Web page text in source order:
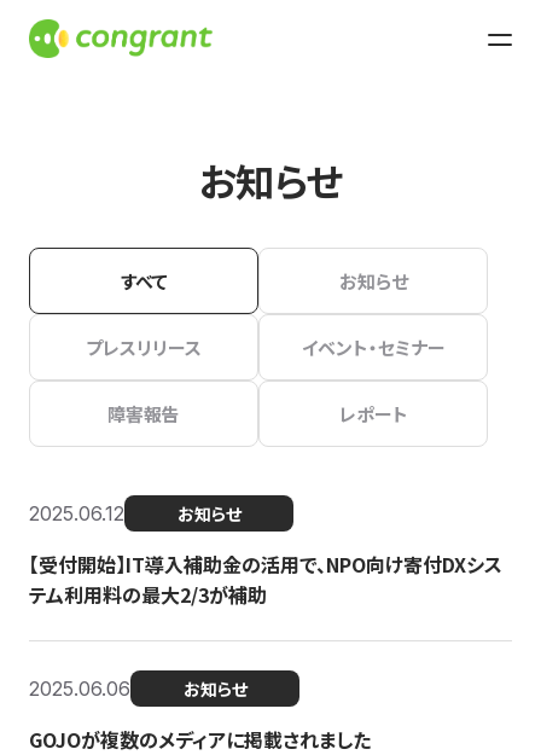
お知らせ
すべて お知らせ
プレスリリース イベント・セミナー
障害報告 レポート
2025.06.12 お知らせ
【受付開始】IT導入補助金の活用で、NPO向け寄付DXシス
テム利用料の最大2/3が補助
2025.06.06 お知らせ
GOJOが複数のメディアに掲載されました